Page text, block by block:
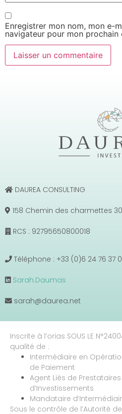
Enregistrer mon nom, mon e-
navigateur pour mon prochain
DAUREA CONSULTING
158 Chemin des charmettes
RCS : 92795650800018
Téléphone : +33 (0)6 24 76 37
Sarah.Daumas
sarah@daurea.net
Inscrite à l’orias SOUS LE
qualité de :
Intermédiaire en
de Paiement
Agent Liés de
d’Investissements
Mandataire
Sous le contrôle de l’Autorité